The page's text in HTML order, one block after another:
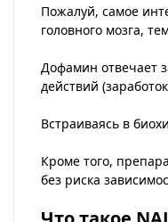
Пожалуй, самое
головного мозга,
Дофамин отвечает
действий
Встраиваясь в
Кроме того,
без риска